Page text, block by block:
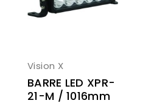
Vision X
BARRE LED XPR-
21-M / 1016mm